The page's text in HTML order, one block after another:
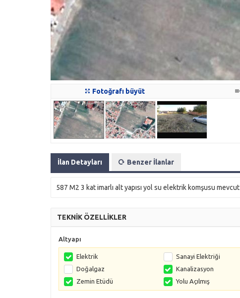
Fotoğrafı büyüt
İlan Detayları Benzer İlanlar
587 M2 3 kat imarlı alt yapısı yol su elektrik komşusu mevcut
TEKNİK ÖZELLİKLER
Altyapı
Elektrik Sanayi Elektriği
Doğalgaz
Kanalizasyon
Zemin Etüdü
Yolu Açılmış